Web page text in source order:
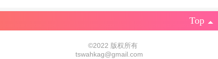
Top
©2022 版权所有
tswahkag@gmail.com